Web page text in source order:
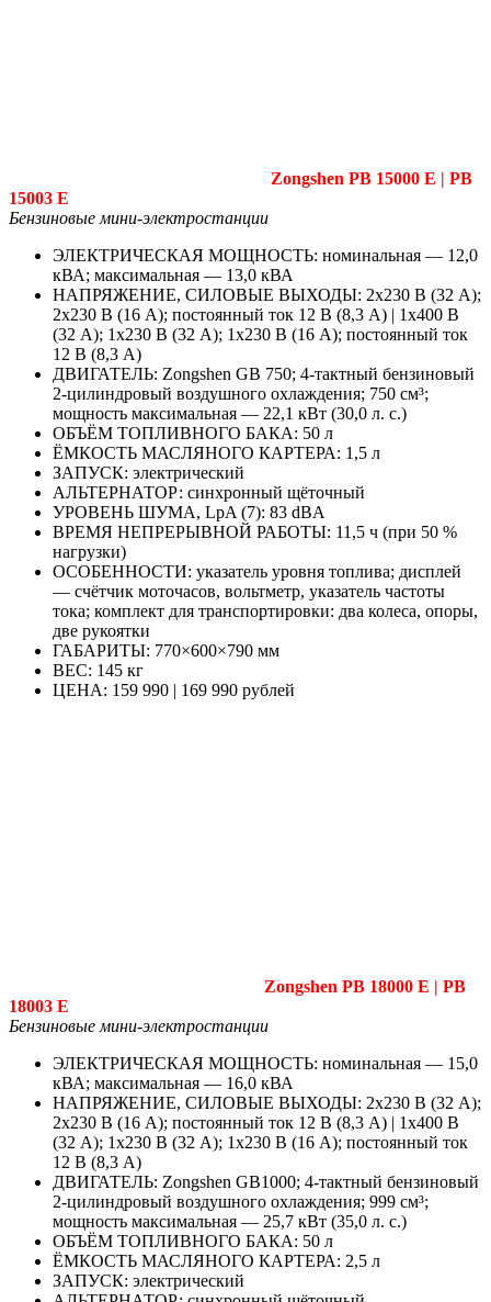
Zongshen PB 15000 E | PB
15003 E
Бензиновые мини-электростанции
ЭЛЕКТРИЧЕСКАЯ МОЩНОСТЬ: номинальная — 12,0
кВА; максимальная — 13,0 кВА
НАПРЯЖЕНИЕ, СИЛОВЫЕ ВЫХОДЫ: 2х230 В (32 А);
2х230 В (16 А); постоянный ток 12 В (8,3 А) | 1х400 В
(32 А); 1х230 В (32 А); 1х230 В (16 А); постоянный ток
12 В (8,3 А)
ДВИГАТЕЛЬ: Zongshen GB 750; 4‑тактный бензиновый
2‑цилиндровый воздушного охлаждения; 750 см³;
мощность максимальная — 22,1 кВт (30,0 л. с.)
ОБЪЁМ ТОПЛИВНОГО БАКА: 50 л
ЁМКОСТЬ МАСЛЯНОГО КАРТЕРА: 1,5 л
ЗАПУСК: электрический
АЛЬТЕРНАТОР: синхронный щёточный
УРОВЕНЬ ШУМА, LpA (7): 83 dBA
ВРЕМЯ НЕПРЕРЫВНОЙ РАБОТЫ: 11,5 ч (при 50 %
нагрузки)
ОСОБЕННОСТИ: указатель уровня топлива; дисплей
— счётчик моточасов, вольтметр, указатель частоты
тока; комплект для транспортировки: два колеса, опоры,
две рукоятки
ГАБАРИТЫ: 770×600×790 мм
ВЕС: 145 кг
ЦЕНА: 159 990 | 169 990 рублей
Zongshen PB 18000 E | PB
18003 E
Бензиновые мини-электростанции
ЭЛЕКТРИЧЕСКАЯ МОЩНОСТЬ: номинальная — 15,0
кВА; максимальная — 16,0 кВА
НАПРЯЖЕНИЕ, СИЛОВЫЕ ВЫХОДЫ: 2х230 В (32 А);
2х230 В (16 А); постоянный ток 12 В (8,3 А) | 1х400 В
(32 А); 1х230 В (32 А); 1х230 В (16 А); постоянный ток
12 В (8,3 А)
ДВИГАТЕЛЬ: Zongshen GB1000; 4‑тактный бензиновый
2‑цилиндровый воздушного охлаждения; 999 см³;
мощность максимальная — 25,7 кВт (35,0 л. с.)
ОБЪЁМ ТОПЛИВНОГО БАКА: 50 л
ЁМКОСТЬ МАСЛЯНОГО КАРТЕРА: 2,5 л
ЗАПУСК: электрический